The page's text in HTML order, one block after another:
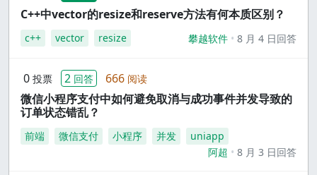
C++中vector的resize和reserve方法有何本质区别？
c++ vector resize 攀越软件 8 月 4 日回答
0 投票 2 回答 666 阅读
微信小程序支付中如何避免取消与成功事件并发导致的
订单状态错乱？
前端 微信支付 小程序 并发
uniapp
阿超
8 月 3 日回答